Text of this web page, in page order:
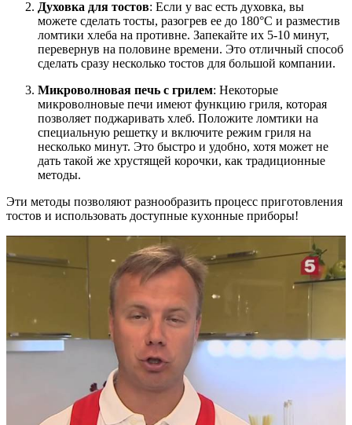
Духовка для тостов: Если у вас есть духовка, вы
можете сделать тосты, разогрев ее до 180°C и разместив
ломтики хлеба на противне. Запекайте их 5-10 минут,
перевернув на половине времени. Это отличный способ
сделать сразу несколько тостов для большой компании.
Микроволновая печь с грилем: Некоторые
микроволновые печи имеют функцию гриля, которая
позволяет поджаривать хлеб. Положите ломтики на
специальную решетку и включите режим гриля на
несколько минут. Это быстро и удобно, хотя может не
дать такой же хрустящей корочки, как традиционные
методы.
Эти методы позволяют разнообразить процесс приготовления
тостов и использовать доступные кухонные приборы!